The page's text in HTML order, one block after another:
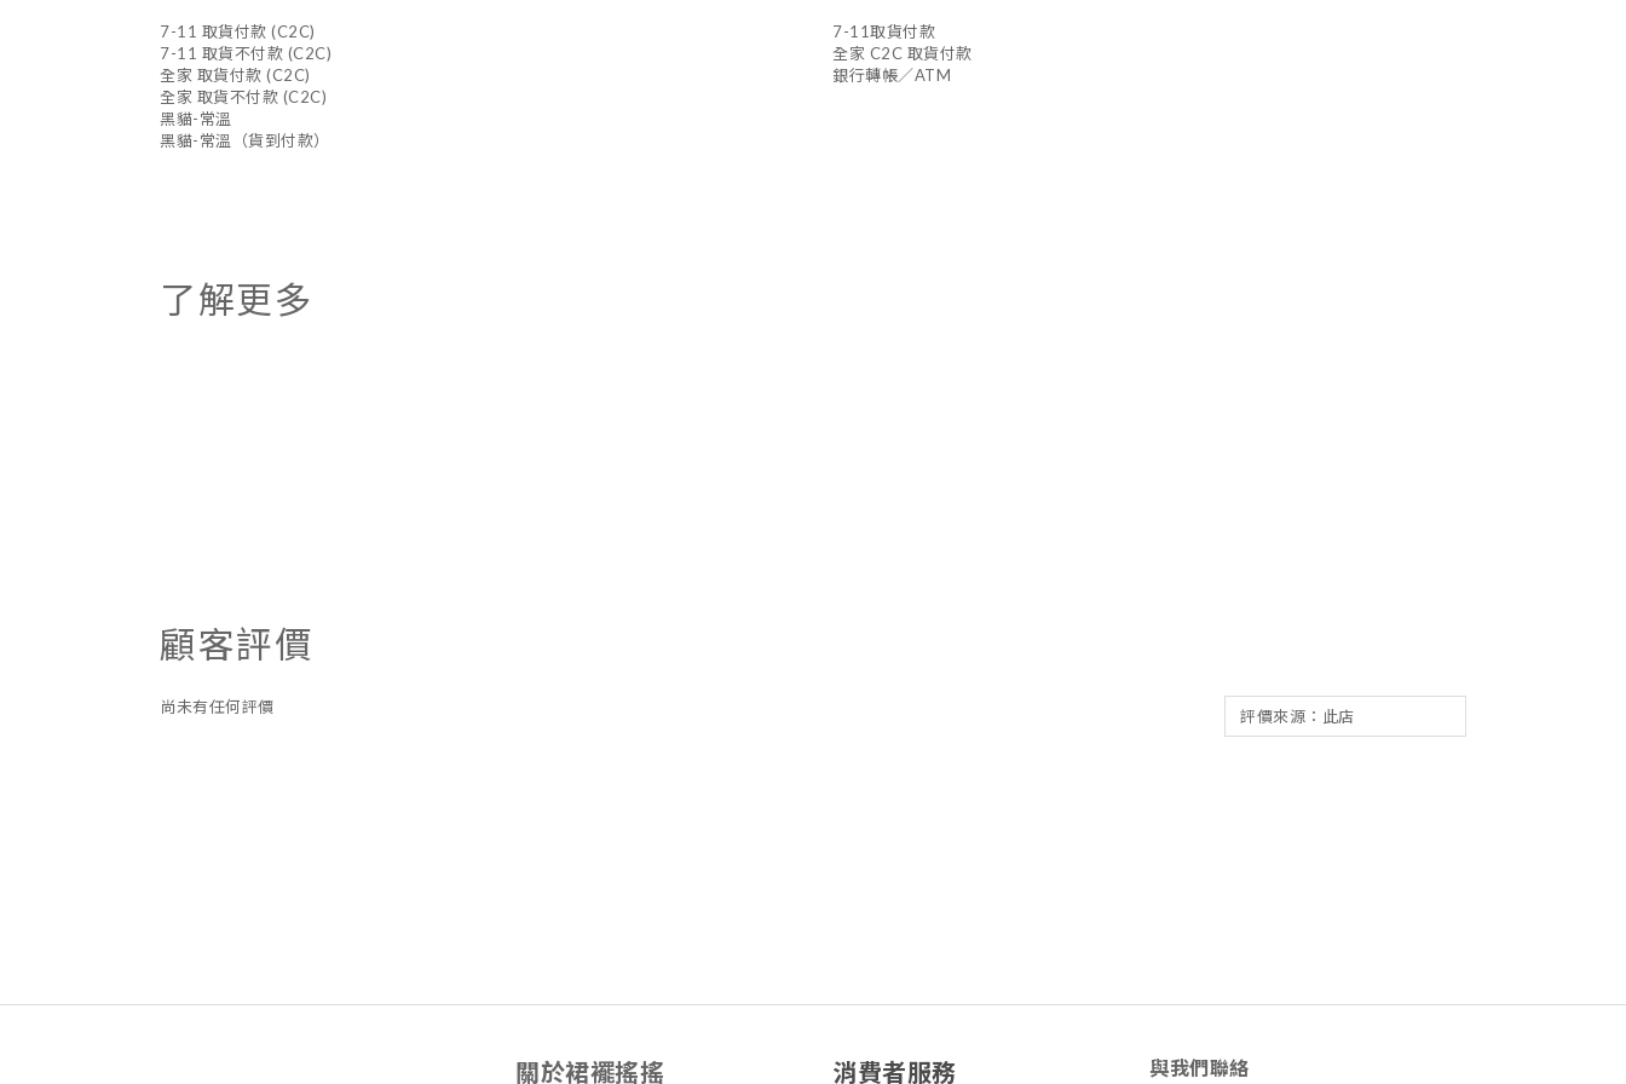
7-11 取貨付款 (C2C)
7-11 取貨不付款 (C2C)
全家 取貨付款 (C2C)
全家 取貨不付款 (C2C)
黑貓-常溫
黑貓-常溫（貨到付款）
7-11取貨付款
全家 C2C 取貨付款
銀行轉帳／ATM
了解更多
顧客評價
尚未有任何評價
關於裙襬搖搖 消費者服務 與我們聯絡